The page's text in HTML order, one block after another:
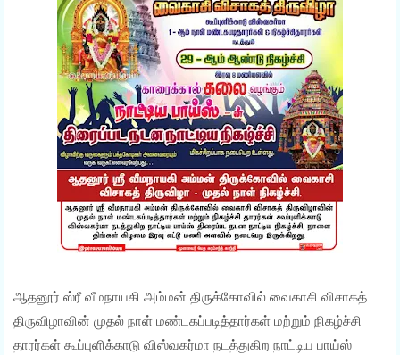
ஆதனூர் ஸ்ரீ வீமநாயகி அம்மன் திருக்கோவில் வைகாசி விசாகத்
திருவிழாவின் முதல் நாள் மண்டகப்படித்தார்கள் மற்றும் நிகழ்ச்சி
தாரர்கள் கூப்புளிக்காடு விஸ்வகர்மா நடத்துகிற நாட்டிய பாய்ஸ்